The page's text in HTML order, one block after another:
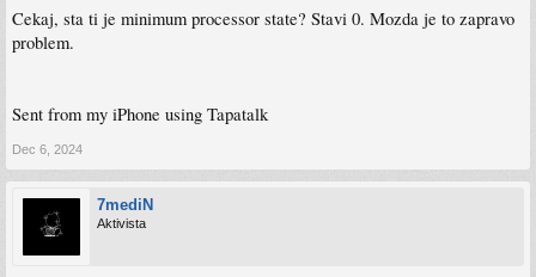
Cekaj, sta ti je minimum processor state? Stavi 0. Mozda je to zapravo
problem.
Sent from my iPhone using Tapatalk
Dec 6, 2024
7mediN
Aktivista